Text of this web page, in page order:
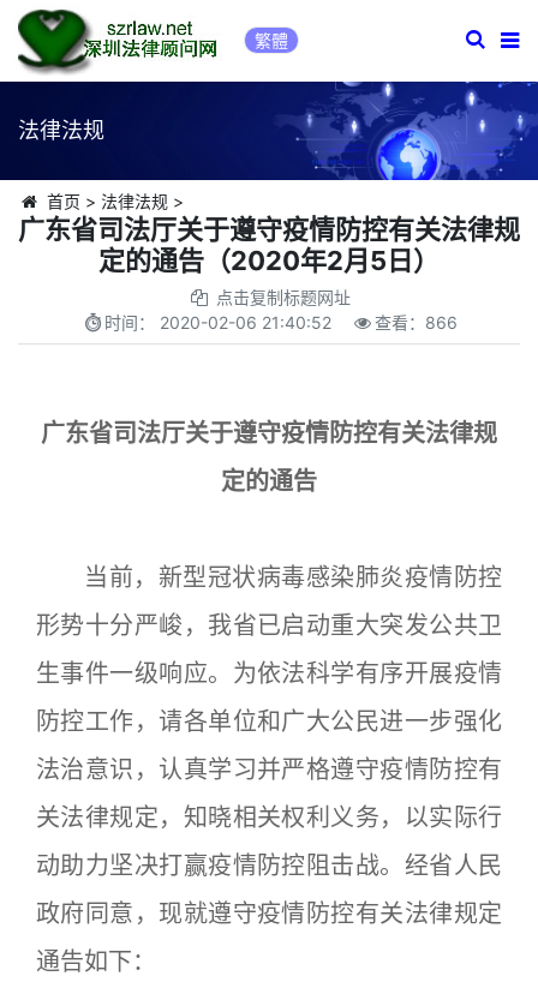
繁體
法律法规
首页 > 法律法规 >
广东省司法厅关于遵守疫情防控有关法律规
定的通告（2020年2月5日）
点击复制标题网址
时间： 2020-02-06 21:40:52 查看： 866
广东省司法厅关于遵守疫情防控有关法律规
定的通告
当前，新型冠状病毒感染肺炎疫情防控
形势十分严峻，我省已启动重大突发公共卫
生事件一级响应。为依法科学有序开展疫情
防控工作，请各单位和广大公民进一步强化
法治意识，认真学习并严格遵守疫情防控有
关法律规定，知晓相关权利义务，以实际行
动助力坚决打赢疫情防控阻击战。经省人民
政府同意，现就遵守疫情防控有关法律规定
通告如下：